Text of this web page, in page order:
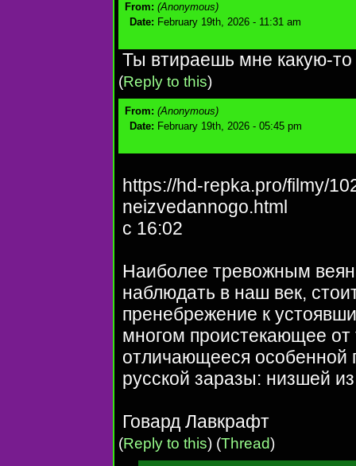
From: (Anonymous)
Date: February 19th, 2026 - 11:31 am
Ты втираешь мне какую-
(Reply to this)
From: (Anonymous)
Date: February 19th, 2026 - 05:45 pm
https://hd-repka.pro/filmy/
neizvedannogo.html
с 16:02
Наиболее тревожным
наблюдать в наш век,
пренебрежение к
многом проистекающее от
отличающееся особенной
русской заразы: низшей
Говард Лавкрафт
(Reply to this) (Thread)